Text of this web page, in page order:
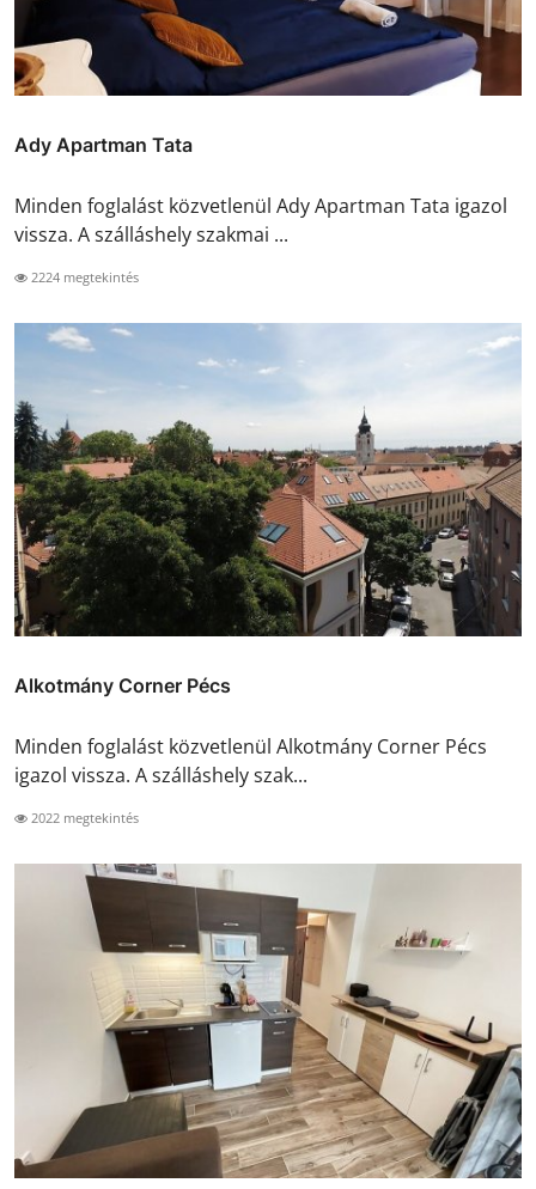
Ady Apartman Tata
Minden foglalást közvetlenül Ady Apartman Tata igazol
vissza. A szálláshely szakmai ...
2224 megtekintés
Alkotmány Corner Pécs
Minden foglalást közvetlenül Alkotmány Corner Pécs
igazol vissza. A szálláshely szak...
2022 megtekintés